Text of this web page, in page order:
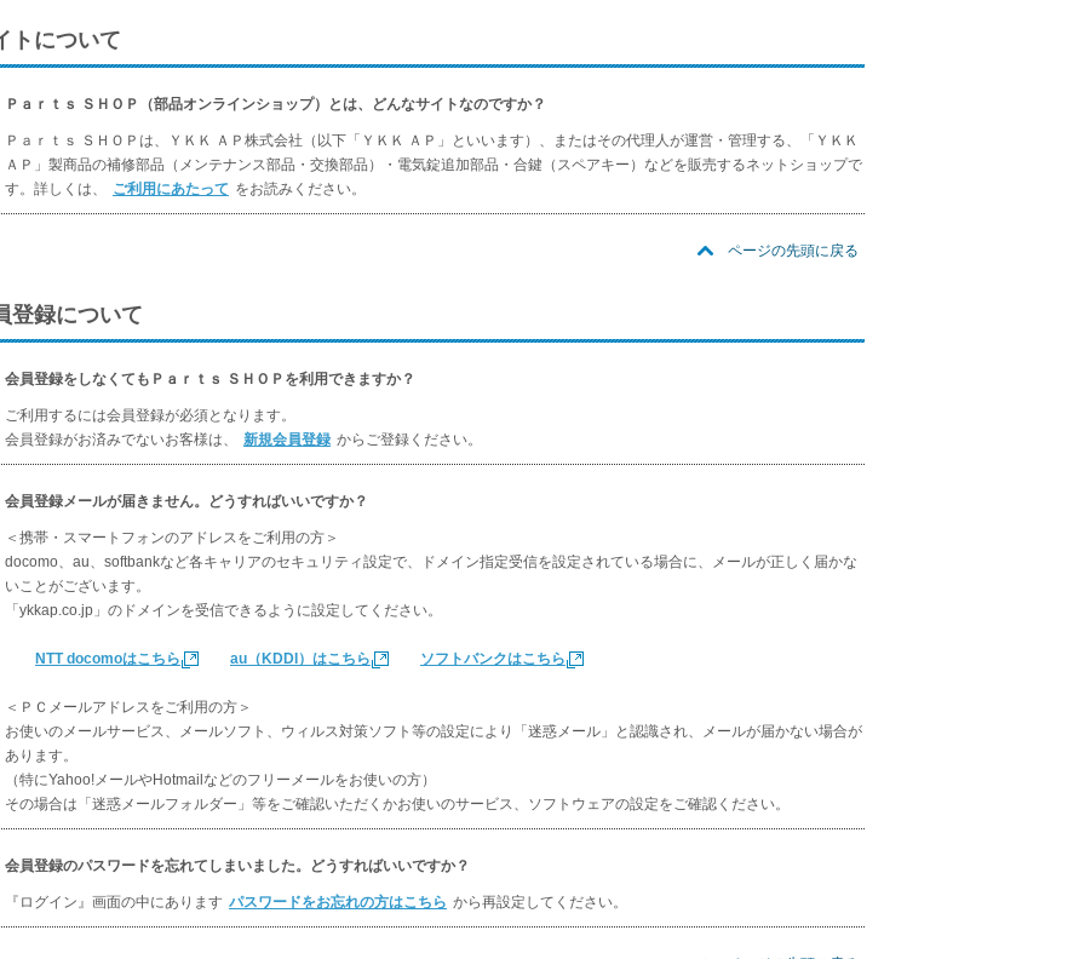
トについて
Ｐａｒｔｓ ＳＨＯＰ（部品オンラインショップ）とは、どんなサイトなのですか？
Ｐａｒｔｓ ＳＨＯＰは、ＹＫＫ ＡＰ株式会社（以下「ＹＫＫ ＡＰ」といいます）、またはその代理人が運営・管理する、「ＹＫＫ
ＡＰ」製商品の補修部品（メンテナンス部品・交換部品）・電気錠追加部品・合鍵（スペアキー）などを販売するネットショップで
す。詳しくは、
ご利用にあたって をお読みください。
ページの先頭に戻る
登録について
会員登録をしなくてもＰａｒｔｓ ＳＨＯＰを利用できますか？
ご利用するには会員登録が必須となります。
会員登録がお済みでないお客様は、
新規会員登録 からご登録ください。
会員登録メールが届きません。どうすればいいですか？
＜携帯・スマートフォンのアドレスをご利用の方＞
docomo、au、softbankなど各キャリアのセキュリティ設定で、ドメイン指定受信を設定されている場合に、メールが正しく届かな
いことがございます。
「ykkap.co.jp」のドメインを受信できるように設定してください。
NTT docomoはこちら au（KDDI）はこちら ソフトバンクはこちら
＜ＰＣメールアドレスをご利用の方＞
お使いのメールサービス、メールソフト、ウィルス対策ソフト等の設定により「迷惑メール」と認識され、メールが届かない場合が
あります。
（特にYahoo!メールやHotmailなどのフリーメールをお使いの方）
その場合は「迷惑メールフォルダー」等をご確認いただくかお使いのサービス、ソフトウェアの設定をご確認ください。
会員登録のパスワードを忘れてしまいました。どうすればいいですか？
『ログイン』画面の中にあります パスワードをお忘れの方はこちら から再設定してください。